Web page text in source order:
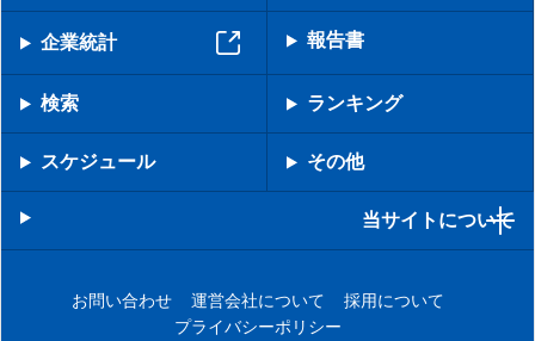
企業統計 報告書
検索 ランキング
スケジュール その他
当サイトについて
お問い合わせ 運営会社について
採用について
プライバシーポリシー